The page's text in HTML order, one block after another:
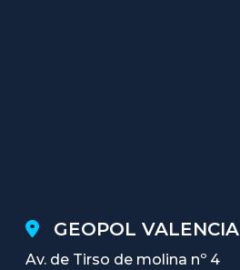
GEOPOL VALENCIA
Av. de Tirso de molina nº 4